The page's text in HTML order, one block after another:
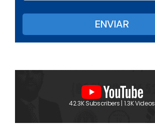
42.3K Subscribers | 1.3K Videos